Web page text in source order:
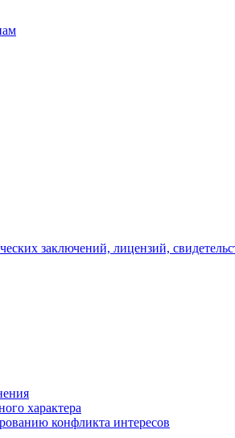
заключений, лицензий,
характера
конфликта интересов